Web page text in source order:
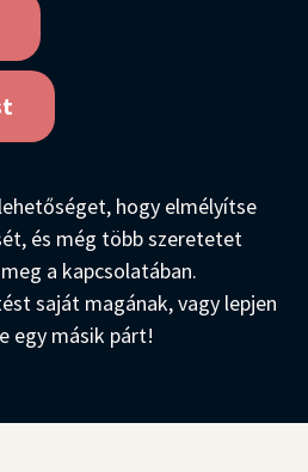
hogy elmélyítse
és még több szeretetet
a kapcsolatában.
saját magának, vagy lepjen
egy másik párt!